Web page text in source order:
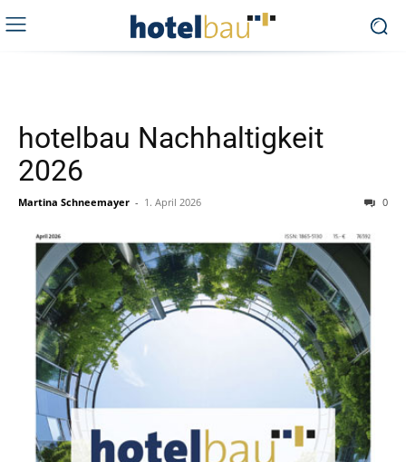
hotelbau Nachhaltigkeit
2026
Martina Schneemayer - 1. April 2026 0